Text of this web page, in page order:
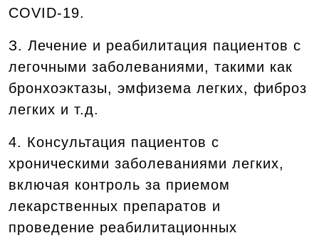
COVID-19.
З. Лечение и реабилитация пациентов с
легочными заболеваниями, такими как
бронхоэктазы, эмфизема легких, фиброз
легких и т.д.
4. Консультация пациентов с
хроническими заболеваниями легких,
включая контроль за приемом
лекарственных препаратов и
проведение реабилитационных